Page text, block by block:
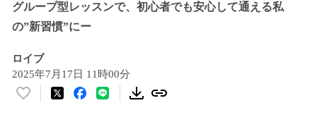
グループ型レッスンで、初心者でも安心して通える私
の”新習慣”にー
ロイブ
2025年7月17日 11時00分
い